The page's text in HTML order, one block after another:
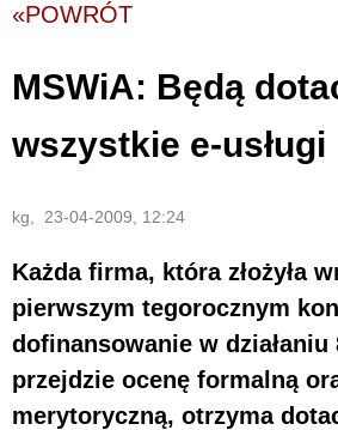
«POWRÓT
MSWiA: Będą
wszystkie e-usługi
kg, 23-04-2009, 12:24
Każda firma, która złożyła
pierwszym tegorocznym
dofinansowanie w
przejdzie ocenę formalną
merytoryczną, otrzyma